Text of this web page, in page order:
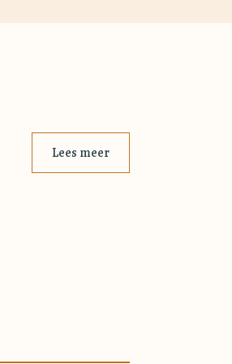
Lees meer